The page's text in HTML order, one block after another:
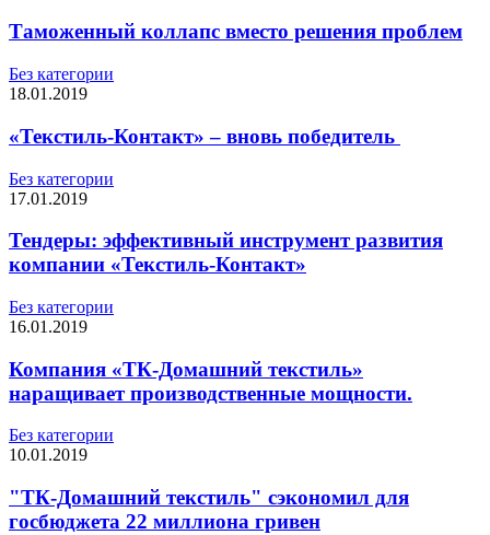
Таможенный коллапс вместо решения проблем
Без категории
18.01.2019
«Текстиль-Контакт» – вновь победитель
Без категории
17.01.2019
Тендеры: эффективный инструмент развития
компании «Текстиль-Контакт»
Без категории
16.01.2019
Компания «ТК-Домашний текстиль»
наращивает производственные мощности.
Без категории
10.01.2019
"ТК-Домашний текстиль" сэкономил для
госбюджета 22 миллиона гривен